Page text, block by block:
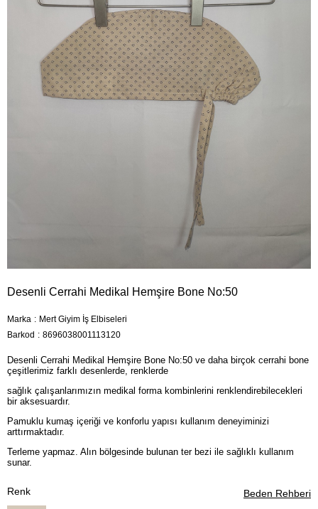
Desenli Cerrahi Medikal Hemşire Bone No:50
Marka : Mert Giyim İş Elbiseleri
Barkod : 8696038001113120
Desenli Cerrahi Medikal Hemşire Bone No:50 ve daha birçok cerrahi bone
çeşitlerimiz farklı desenlerde, renklerde
sağlık çalışanlarımızın medikal forma kombinlerini renklendirebilecekleri
bir aksesuardır.
Pamuklu kumaş içeriği ve konforlu yapısı kullanım deneyiminizi
arttırmaktadır.
Terleme yapmaz. Alın bölgesinde bulunan ter bezi ile sağlıklı kullanım
sunar.
Beden Rehberi
Renk